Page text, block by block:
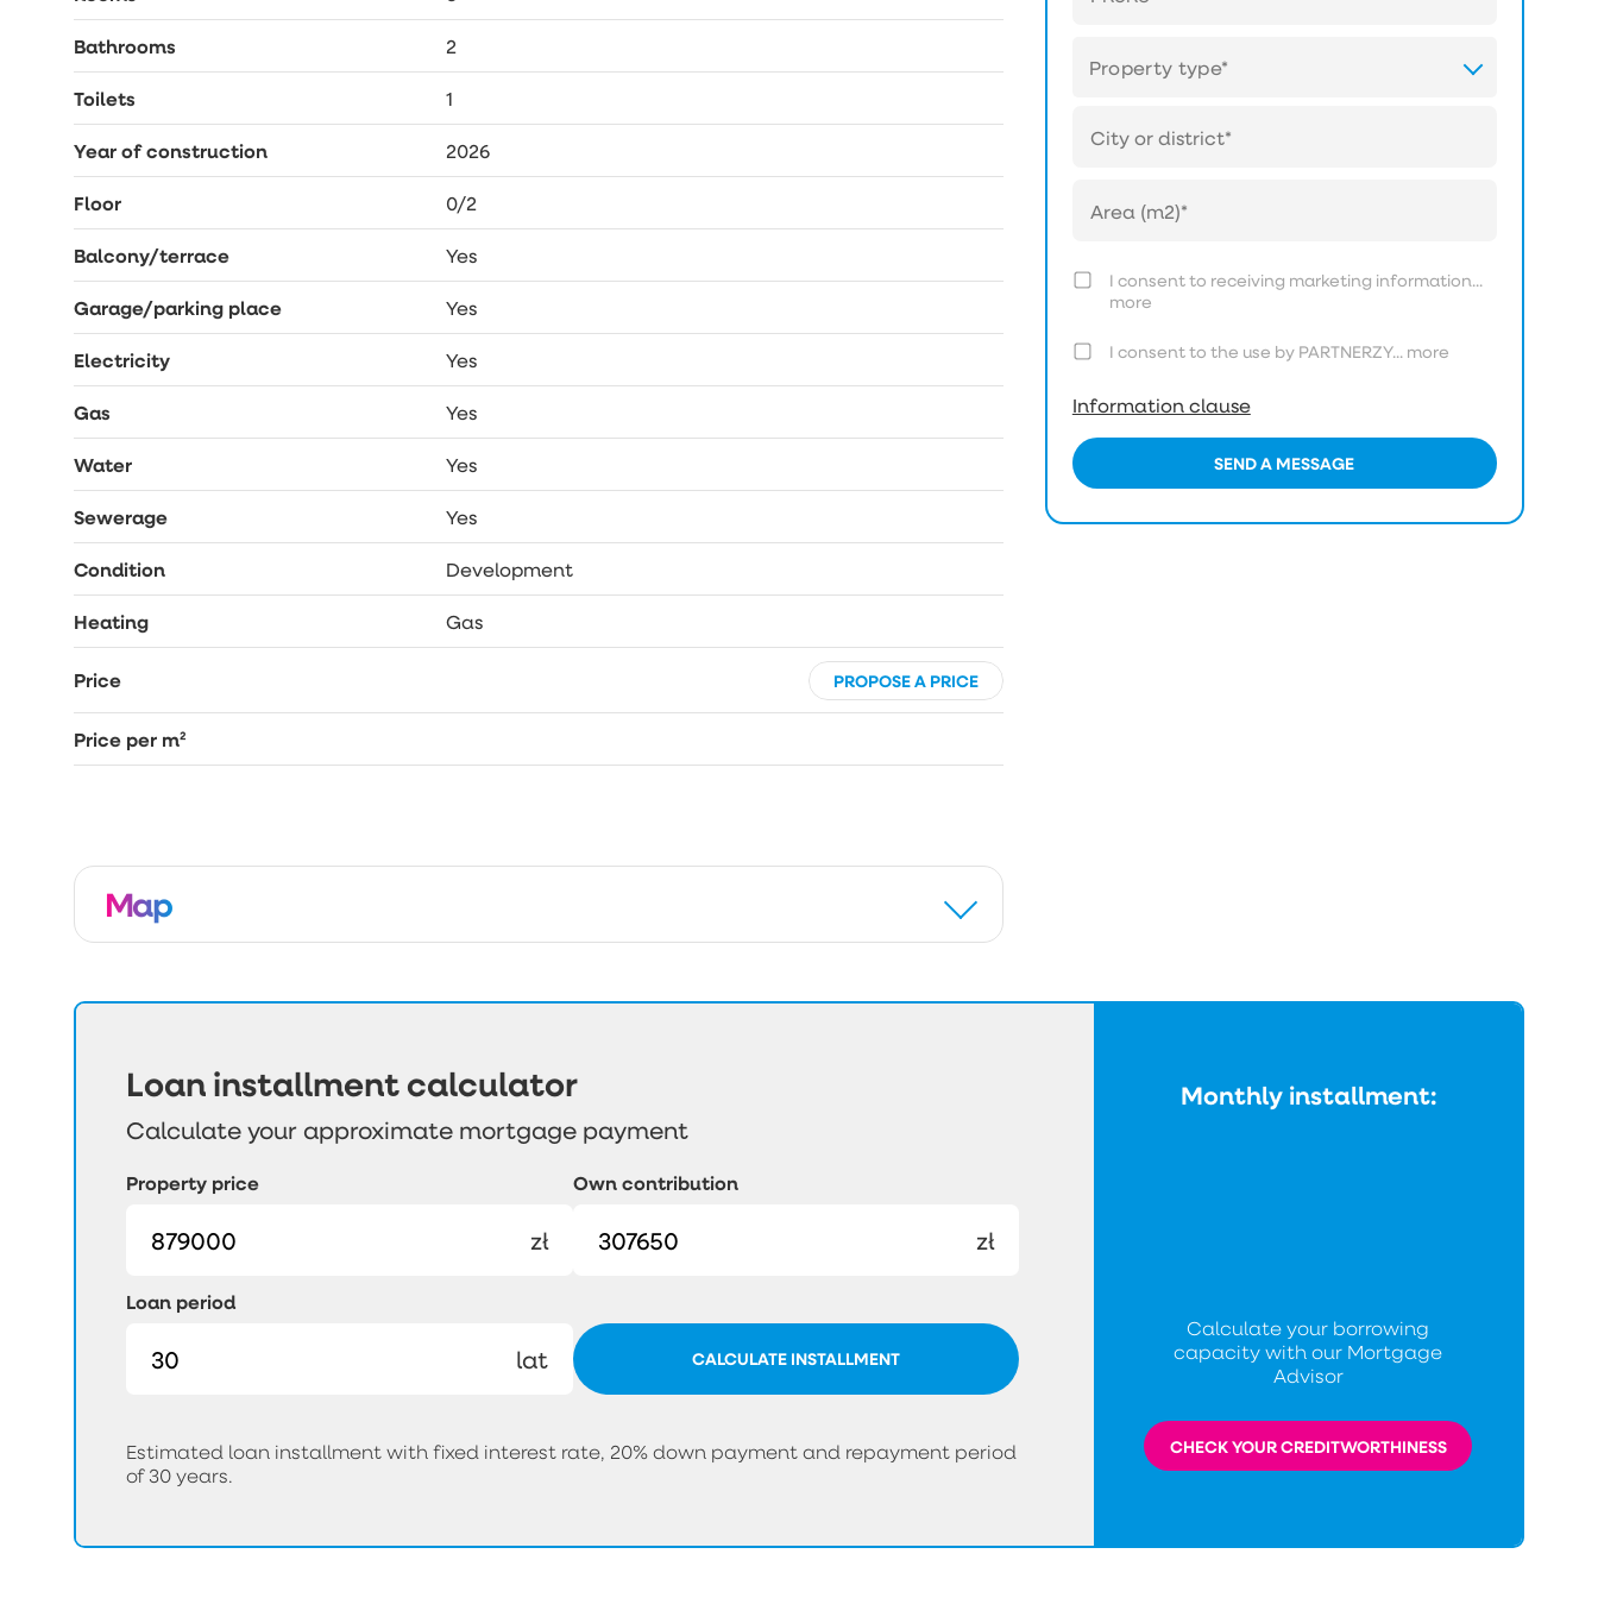
Bathrooms 2
Toilets 1
Year of construction 2026
Floor 0/2
Balcony/terrace Yes
Garage/parking place Yes
Electricity Yes
Gas Yes
Water Yes
Sewerage Yes
Condition Development
Heating Gas
Price PROPOSE A PRICE
Price per m²
Map
Property type*
I consent to receiving marketing information...
more
I consent to the use by PARTNERZY... more
Information clause
SEND A MESSAGE
Loan installment calculator
Calculate your approximate mortgage payment
Property price
zł
Own contribution
zł
Loan period
lat CALCULATE INSTALLMENT
Estimated loan installment with fixed interest rate, 20% down payment and repayment period
of 30 years.
Monthly installment:
Calculate your borrowing
capacity with our Mortgage
Advisor
CHECK YOUR CREDITWORTHINESS